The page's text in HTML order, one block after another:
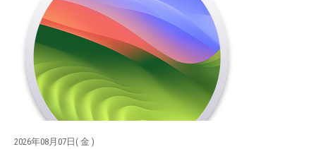
2026年08月07日( 金 )